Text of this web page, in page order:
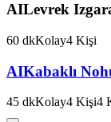
AILevrek
60 dkKolay4 Kişi
AIKabaklı
45 dkKolay4 Kişi4